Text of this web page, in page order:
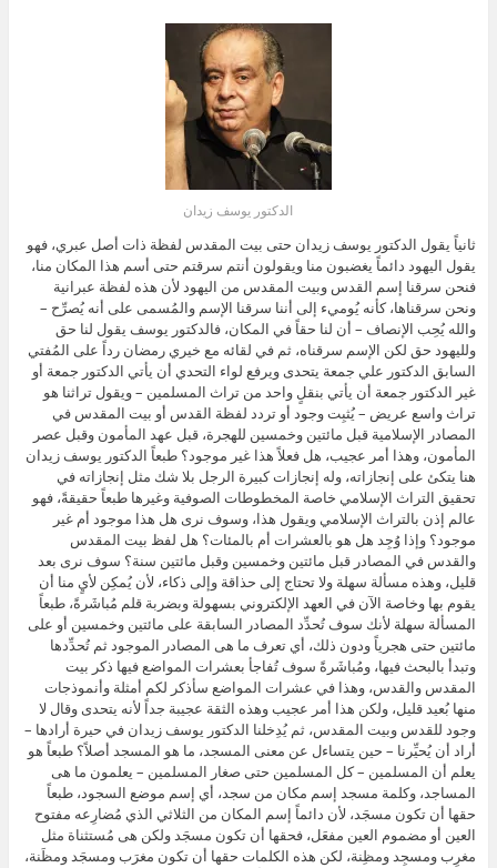
الدكتور يوسف زيدان
ثانياً يقول الدكتور يوسف زيدان حتى بيت المقدس لفظة ذات أصل عبري، فهو
يقول اليهود دائماً يغضبون منا ويقولون أنتم سرقتم حتى أسم هذا المكان منا،
فنحن سرقنا إسم القدس وبيت المقدس من اليهود لأن هذه لفظة عبرانية
ونحن سرقناها، كأنه يُوميء إلى أننا سرقنا الإسم والمُسمى على أنه يُصرِّح –
والله يُحِب الإنصاف – أن لنا حقاً في المكان، فالدكتور يوسف يقول لنا حق
ولليهود حق لكن الإسم سرقناه، ثم في لقائه مع خيري رمضان رداً على المُفتي
السابق الدكتور علي جمعة يتحدى ويرفع لواء التحدي أن يأتي الدكتور جمعة أو
غير الدكتور جمعة أن يأتي بنقلٍ واحد من تراث المسلمين – ويقول تراثنا هو
تراث واسع عريض – يُثبِت وجود أو تردد لفظة القدس أو بيت المقدس في
المصادر الإسلامية قبل مائتين وخمسين للهجرة، قبل عهد المأمون وقبل عصر
المأمون، وهذا أمر عجيب، هل فعلاً هذا غير موجود؟ طبعاً الدكتور يوسف زيدان
هنا يتكئ على إنجازاته، وله إنجازات كبيرة الرجل بلا شك مثل إنجازاته في
تحقيق التراث الإسلامي خاصة المخطوطات الصوفية وغيرها طبعاً حقيقةً، فهو
عالم إذن بالتراث الإسلامي ويقول هذا، وسوف نرى هل هذا موجود أم غير
موجود؟ وإذا وُجِد هل هو بالعشرات أم بالمئات؟ هل لفظ بيت المقدس
والقدس في المصادر قبل مائتين وخمسين وقبل مائتين سنة؟ سوف نرى بعد
قليل، وهذه مسألة سهلة ولا تحتاج إلى حذاقة وإلى ذكاء، لأن يُمكِن لأيٍ منا أن
يقوم بها وخاصة الآن في العهد الإلكتروني بسهولة وبضربة قلم مُباشَرةً، طبعاً
المسألة سهلة لأنك سوف تُحدِّد المصادر السابقة على مائتين وخمسين أو على
مائتين حتى هجرياً ودون ذلك، أي تعرف ما هى المصادر الموجود ثم تُحدِّدها
وتبدأ بالبحث فيها، ومُباشَرةً سوف تُفاجأ بعشرات المواضع فيها ذكر بيت
المقدس والقدس، وهذا في عشرات المواضع سأذكر لكم أمثلة وأنموذجات
منها بُعيد قليل، ولكن هذا أمر عجيب وهذه الثقة عجيبة جداً لأنه يتحدى وقال لا
وجود للقدس وبيت المقدس، ثم يُدِخلنا الدكتور يوسف زيدان في حيرة أرادها –
أراد أن يُحيِّرنا – حين يتساءل عن معنى المسجد، ما هو المسجد أصلاً؟ طبعاً هو
يعلم أن المسلمين – كل المسلمين حتى صغار المسلمين – يعلمون ما هى
المساجد، وكلمة مسجد إسم مكان من سجد، أي إسم موضع السجود، طبعاً
حقها أن تكون مسجَد، لأن دائماً إسم المكان من الثلاثي الذي مُضارِعه مفتوح
العين أو مضموم العين مفعَل، فحقها أن تكون مسجَد ولكن هى مُستثناة مثل
مغرِب ومسجِد ومظِنة، لكن هذه الكلمات حقها أن تكون مغرَب ومسجَد ومظَنة،